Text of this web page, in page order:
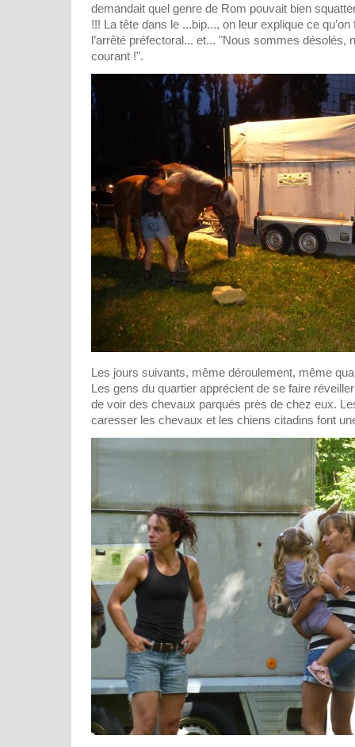
demandait quel genre de Rom pouvait bien
!!! La tête dans le ...bip..., on leur explique ce
l’arrêté préfectoral... et... "Nous sommes désolés,
courant !".
Les jours suivants, même déroulement, même
Les gens du quartier apprécient de se faire
de voir des chevaux parqués près de chez eux.
caresser les chevaux et les chiens citadins font